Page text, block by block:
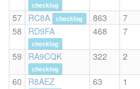
checklog
57 RC8A checklog 863 7
58
RD9FA
checklog
468 7
59 RA9CQK
checklog
322 2
60 R8AEZ 63 1